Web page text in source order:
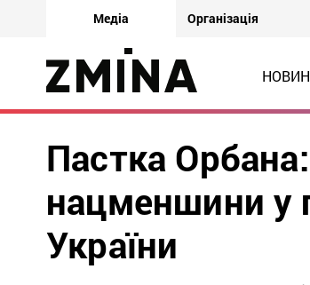
Медіа Організація
Пастка
нацменшини у
України